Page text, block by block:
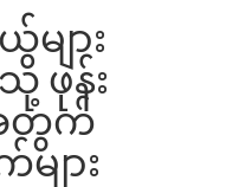
ျား
ဖုန်း
အတွက်
ျား